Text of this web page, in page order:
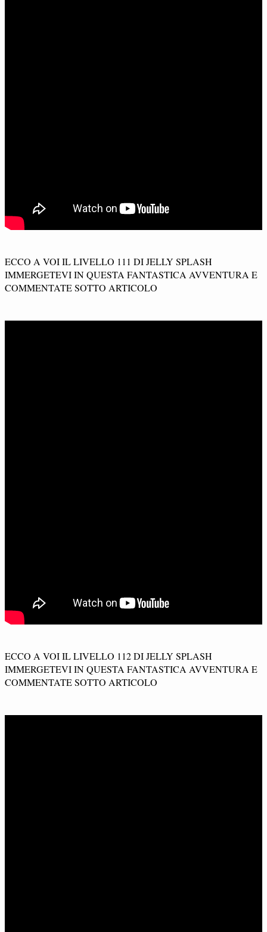
ECCO A VOI IL LIVELLO 111 DI JELLY SPLASH
IMMERGETEVI IN QUESTA FANTASTICA AVVENTURA E
COMMENTATE SOTTO ARTICOLO
ECCO A VOI IL LIVELLO 112 DI JELLY SPLASH
IMMERGETEVI IN QUESTA FANTASTICA AVVENTURA E
COMMENTATE SOTTO ARTICOLO